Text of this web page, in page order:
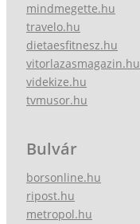
mindmegette.hu
travelo.hu
dietaesfitnesz.hu
vitorlazasmagazin.hu
videkize.hu
tvmusor.hu
Bulvár
borsonline.hu
ripost.hu
metropol.hu